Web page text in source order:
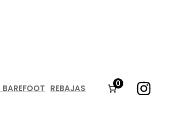
BAREFOOT REBAJAS 0